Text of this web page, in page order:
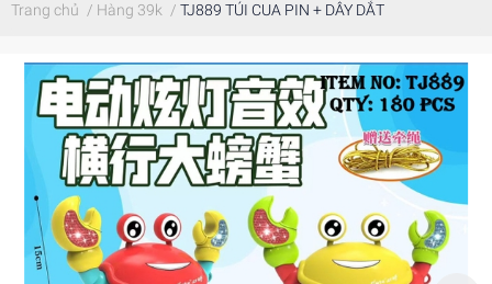
Trang chủ / Hàng 39k / TJ889 TÚI CUA PIN + DÂY DẮT